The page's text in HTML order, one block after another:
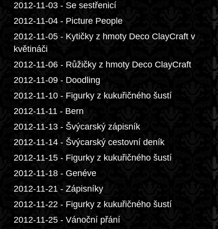
2012-11-03 - Se sestřenicí
2012-11-04 - Picture People
2012-11-05 - Kytičky z hmoty Deco ClayCraft v
květináči
2012-11-06 - Růžičky z hmoty Deco ClayCraft
2012-11-09 - Doodling
2012-11-10 - Figurky z kukuřičného šustí
2012-11-11 - Bern
2012-11-13 - Švýcarský zápisník
2012-11-14 - Švýcarský cestovní deník
2012-11-15 - Figurky z kukuřičného šustí
2012-11-18 - Genéve
2012-11-21 - Zápisníky
2012-11-22 - Figurky z kukuřičného šustí
2012-11-25 - Vánoční přání